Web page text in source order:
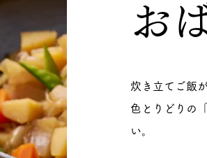
お
炊き立てご飯
色とりどりの
い。